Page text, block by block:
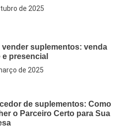
de 2025
vender suplementos: venda
presencial
de 2025
de suplementos: Como
o Parceiro Certo para Sua